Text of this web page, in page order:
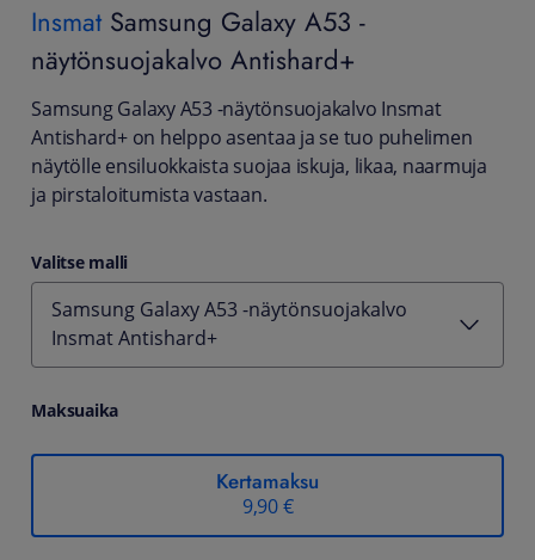
Insmat Samsung Galaxy A53 -
näytönsuojakalvo Antishard+
Samsung Galaxy A53 -näytönsuojakalvo Insmat
Antishard+ on helppo asentaa ja se tuo puhelimen
näytölle ensiluokkaista suojaa iskuja, likaa, naarmuja
ja pirstaloitumista vastaan.
Valitse malli
Samsung Galaxy A53 -näytönsuojakalvo
Insmat Antishard+
Maksuaika
Kertamaksu
9,90 €